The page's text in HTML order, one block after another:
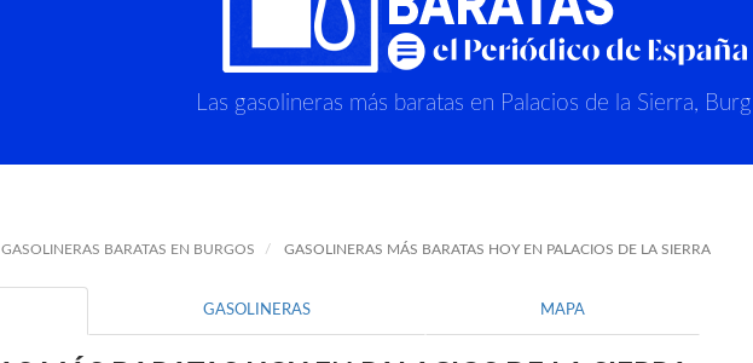
Las gasolineras más baratas en Palacios de la Sierra,
GASOLINERAS BARATAS EN BURGOS GASOLINERAS MÁS BARATAS HOY EN PALACIOS DE LA SIERRA
GASOLINERAS MAPA